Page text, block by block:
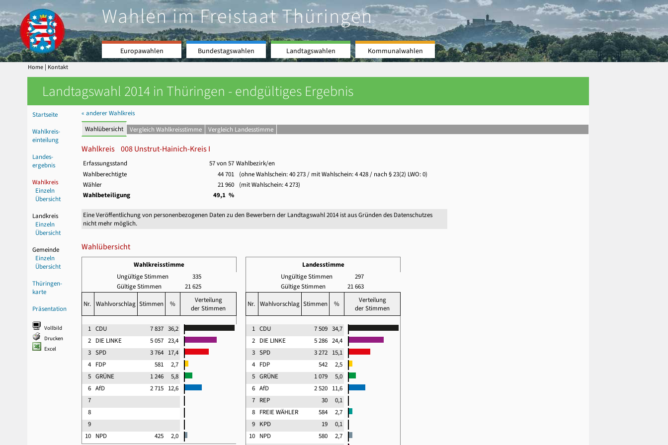
Wahlen im Freistaat Thüringen
Europawahlen Bundestagswahlen Landtagswahlen Kommunalwahlen
Home | Kontakt
Landtagswahl 2014 in Thüringen - endgültiges Ergebnis
Startseite
Wahlkreis-
einteilung
Landes-
ergebnis
Wahlkreis
Einzeln
Übersicht
Landkreis
Einzeln
Übersicht
Gemeinde
Einzeln
Übersicht
Thüringen-
karte
Präsentation
Vollbild
Drucken
Excel
« anderer Wahlkreis
Wahlübersicht
Vergleich Wahlkreisstimme Vergleich Landesstimme
Wahlkreis 008 Unstrut-Hainich-Kreis I
Erfassungsstand 57 von 57 Wahlbezirk/en
Wahlberechtigte
44 701 (ohne Wahlschein:40 273 / mit Wahlschein:4 428 / nach § 23(2) LWO: 0)
Wähler
21 960 (mit Wahlschein:4 273)
Wahlbeteiligung
49,1 %
Eine Veröffentlichung von personenbezogenen Daten zu den Bewerbern der Landtagswahl 2014 ist aus Gründen des Datenschutzes
nicht mehr möglich.
Wahlübersicht
Wahlkreisstimme
Ungültige Stimmen
335
Gültige Stimmen
21 625
Nr. Wahlvorschlag Stimmen %
Verteilung
der Stimmen
1 CDU 7 837 36,2
2 DIE LINKE 5 057 23,4
3 SPD 3 764 17,4
4 FDP 581
2,7
5 GRÜNE 1 246
5,8
6 AfD 2 715 12,6
7
8
9
10 NPD 425 2,0
Landesstimme
Ungültige Stimmen
297
Gültige Stimmen
21 663
Nr. Wahlvorschlag Stimmen %
Verteilung
der Stimmen
1 CDU 7 509 34,7
2 DIE LINKE 5 286 24,4
3 SPD 3 272 15,1
4 FDP 542
2,5
5 GRÜNE 1 079
5,0
6 AfD 2 520 11,6
7 REP 30
0,1
8 FREIE WÄHLER 584
2,7
9 KPD 19
0,1
10 NPD 580
2,7